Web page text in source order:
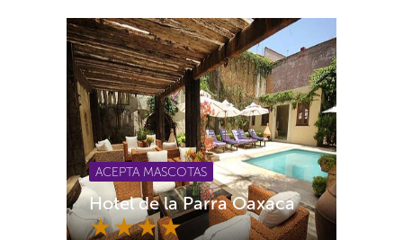
ACEPTA MASCOTAS
Hotel de la Parra Oaxaca